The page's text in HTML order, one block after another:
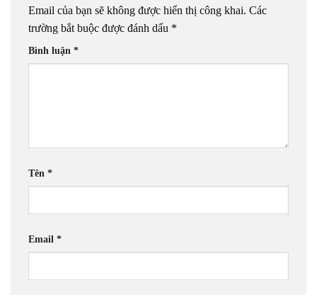
Email của bạn sẽ không được hiển thị công khai. Các
trường bắt buộc được đánh dấu *
Bình luận *
Tên *
Email *